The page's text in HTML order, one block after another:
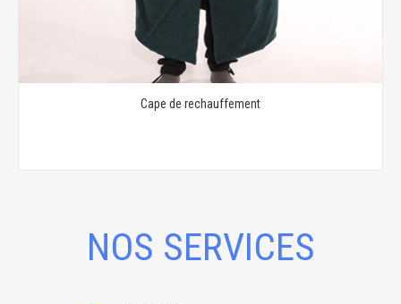
Cape de rechauffement
NOS SERVICES